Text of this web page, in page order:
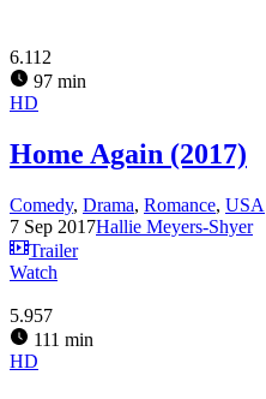
6.112
97 min
HD
Home Again (2017)
Comedy, Drama, Romance, USA
7 Sep 2017Hallie Meyers-Shyer
Trailer
Watch
5.957
111 min
HD